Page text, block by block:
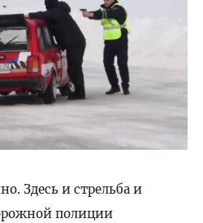
Здесь и стрельба и
полиции